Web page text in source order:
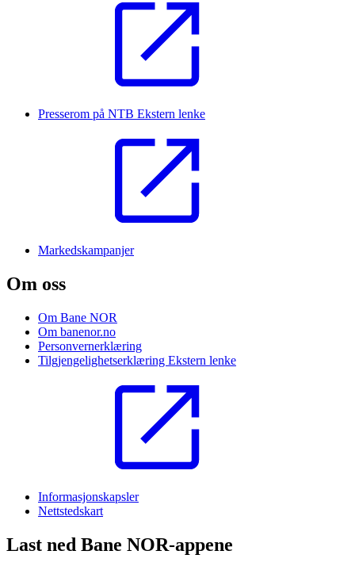
Presserom på NTB Ekstern lenke
Markedskampanjer
Om oss
Om Bane NOR
Om banenor.no
Personvernerklæring
Tilgjengelighetserklæring Ekstern lenke
Informasjonskapsler
Nettstedskart
Last ned Bane NOR-appene